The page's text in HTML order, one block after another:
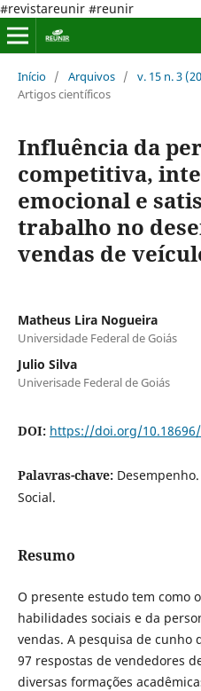
#revistareunir #reunir
Início / Arquivos / v. 15 n. 3
Artigos científicos
Influência da
competitiva,
emocional e
trabalho no
vendas de
Matheus Lira Nogueira
Universidade Federal de Goiás
Julio Silva
Univerisade Federal de Goiás
DOI: https://doi.org/
Palavras-chave:
Social.
Resumo
O presente estudo tem como
habilidades sociais e da
vendas. A pesquisa de cunho
97 respostas de vendedores
diversas formações